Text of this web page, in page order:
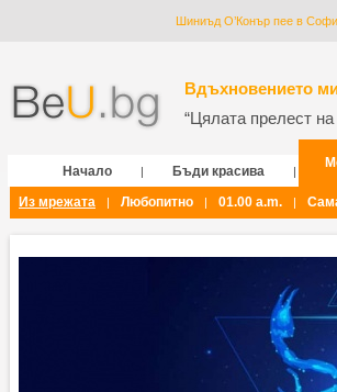
Шиниъд О’Конър пее в
Вдъхновението
“Цялата прелест
Начало | Бъди красива |
Из мрежата
| Любопитно | 01.00 a.m. |